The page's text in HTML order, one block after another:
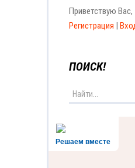
Приветствую Вас,
Регистрация |
ПОИСК!
Решаем вместе